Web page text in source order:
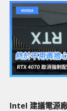
Intel 建議電源